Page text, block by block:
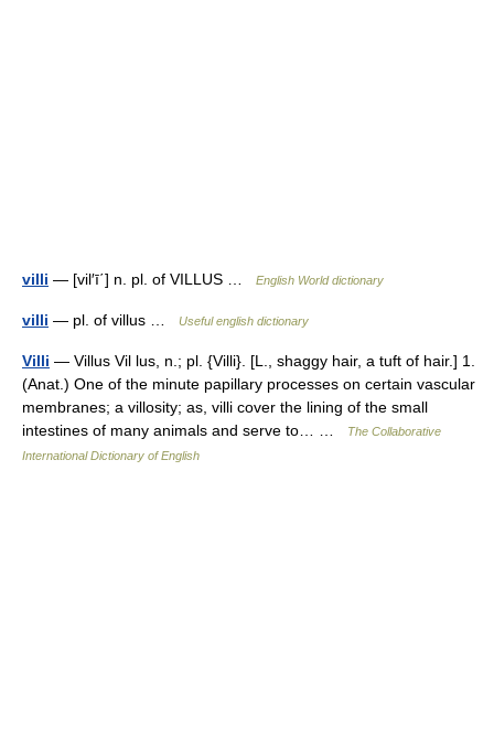
villi — [vil′ī΄] n. pl. of VILLUS … English World dictionary
villi — pl. of villus … Useful english dictionary
Villi — Villus Vil lus, n.; pl. {Villi}. [L., shaggy hair, a tuft of hair.] 1.
(Anat.) One of the minute papillary processes on certain vascular
membranes; a villosity; as, villi cover the lining of the small
intestines of many animals and serve to… …
The Collaborative
International Dictionary of English